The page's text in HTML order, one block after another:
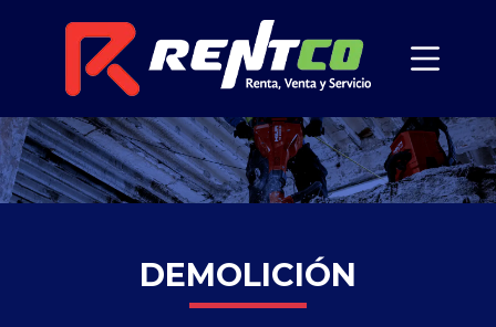
DEMOLICIÓN